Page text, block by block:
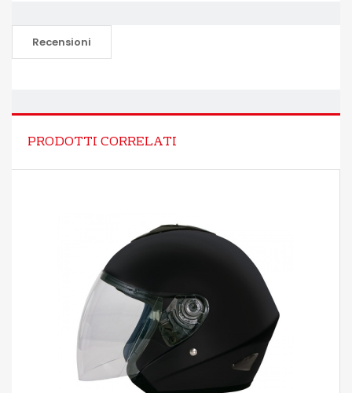
Recensioni
PRODOTTI CORRELATI